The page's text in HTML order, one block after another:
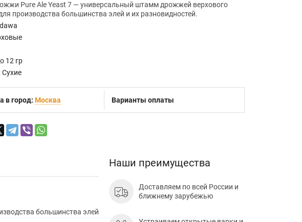
Pure Ale Yeast 7 — универсальный штамм дрожжей верхового
производства большинства элей и их разновидностей.
12 гр
Сухие
в город: Москва Варианты оплаты
большинства элей
Наши преимущества
Доставляем по всей России и
ближнему зарубежью